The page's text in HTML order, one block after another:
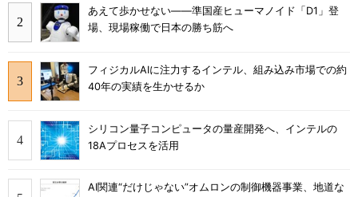
あえて歩かせない――準国産ヒューマノイド「D1」登
場、現場稼働で日本の勝ち筋へ
フィジカルAIに注力するインテル、組み込み市場での約
40年の実績を生かせるか
シリコン量子コンピュータの量産開発へ、インテルの
18Aプロセスを活用
AI関連“だけじゃない”オムロンの制御機器事業、地道な